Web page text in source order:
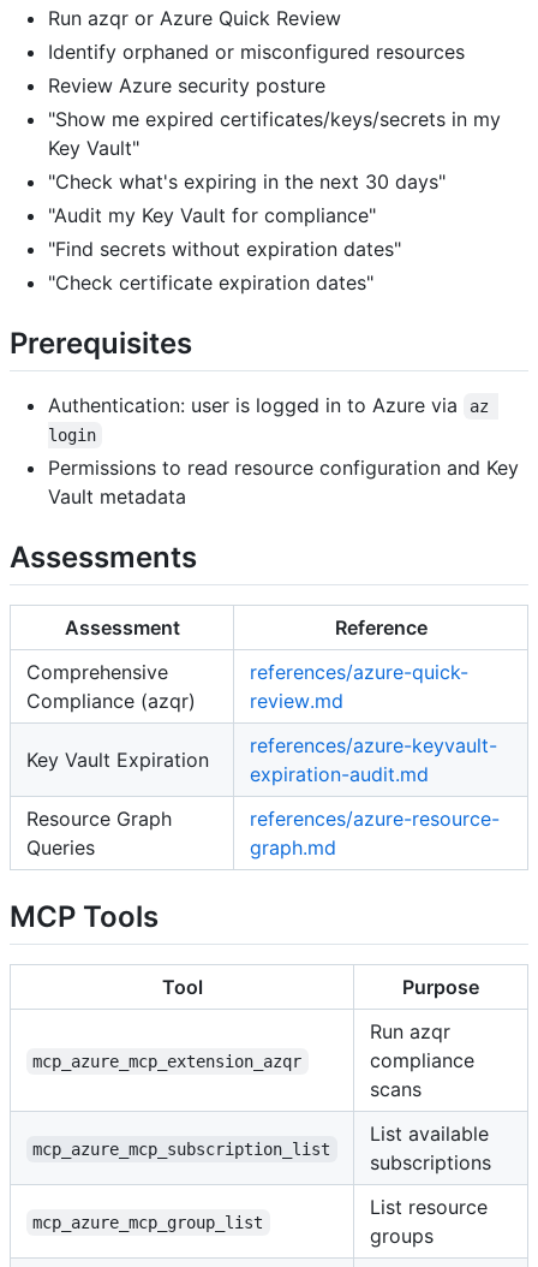
Run azqr or Azure Quick Review
Identify orphaned or misconfigured resources
Review Azure security posture
"Show me expired certificates/keys/secrets in my
Key Vault"
"Check what's expiring in the next 30 days"
"Audit my Key Vault for compliance"
"Find secrets without expiration dates"
"Check certificate expiration dates"
Prerequisites
Authentication: user is logged in to Azure via
az
login
Permissions to read resource configuration and Key
Vault metadata
Assessments
Assessment
Reference
Comprehensive
Compliance (azqr)
references/azure-quick-
review.md
Key Vault Expiration
references/azure-keyvault-
expiration-audit.md
Resource Graph
Queries
references/azure-resource-
graph.md
MCP Tools
Tool Purpose
mcp_azure_mcp_extension_azqr
Run azqr
compliance
scans
mcp_azure_mcp_subscription_list
List available
subscriptions
mcp_azure_mcp_group_list
List resource
groups